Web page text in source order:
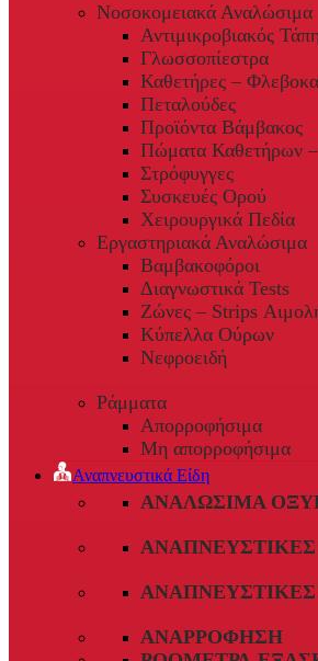
Νοσοκομειακά Αναλώσιμα
Αντιμικροβιακός
Γλωσσοπίεστρα
Καθετήρες –
Πεταλούδες
Προϊόντα Βάμβακος
Πώματα Καθετήρων
Στρόφυγγες
Συσκευές Ορού
Χειρουργικά Πεδία
Εργαστηριακά Αναλώσιμα
Βαμβακοφόροι
Διαγνωστικά Tests
Ζώνες – Strips
Κύπελλα Ούρων
Νεφροειδή
Ράμματα
Απορροφήσιμα
Μη απορροφήσιμα
Αναπνευστικά Είδη
ΑΝΑΛΏΣΙΜΑ
ΑΝΑΡΡΌΦΗΣΗ